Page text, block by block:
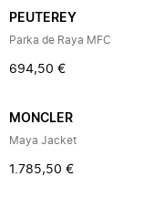
PEUTEREY
Parka de Raya MFC
694,50 €
MONCLER
Maya Jacket
1.785,50 €